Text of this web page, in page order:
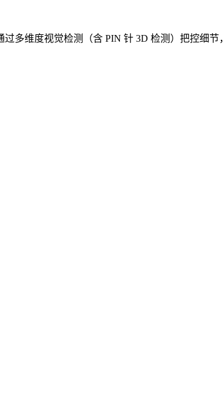
多维度视觉检测（含 PIN 针 3D 检测）把控细